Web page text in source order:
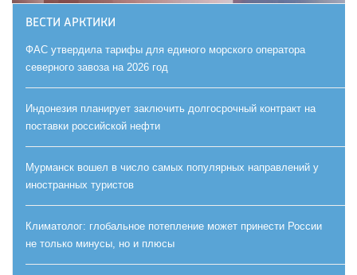
ВЕСТИ АРКТИКИ
ФАС утвердила тарифы для единого морского оператора
северного завоза на 2026 год
Индонезия планирует заключить долгосрочный контракт на
поставки российской нефти
Мурманск вошел в число самых популярных направлений у
иностранных туристов
Климатолог: глобальное потепление может принести России
не только минусы, но и плюсы